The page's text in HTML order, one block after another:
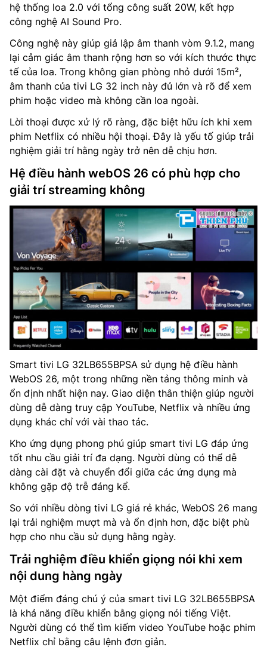
hệ thống loa 2.0 với tổng công suất 20W, kết hợp
công nghệ AI Sound Pro.
Công nghệ này giúp giả lập âm thanh vòm 9.1.2, mang
lại cảm giác âm thanh rộng hơn so với kích thước thực
tế của loa. Trong không gian phòng nhỏ dưới 15m²,
âm thanh của tivi LG 32 inch này đủ lớn và rõ để xem
phim hoặc video mà không cần loa ngoài.
Lời thoại được xử lý rõ ràng, đặc biệt hữu ích khi xem
phim Netflix có nhiều hội thoại. Đây là yếu tố giúp trải
nghiệm giải trí hằng ngày trở nên dễ chịu hơn.
Hệ điều hành webOS 26 có phù hợp cho
giải trí streaming không
Smart tivi LG 32LB655BPSA sử dụng hệ điều hành
WebOS 26, một trong những nền tảng thông minh và
ổn định nhất hiện nay. Giao diện thân thiện giúp người
dùng dễ dàng truy cập YouTube, Netflix và nhiều ứng
dụng khác chỉ với vài thao tác.
Kho ứng dụng phong phú giúp smart tivi LG đáp ứng
tốt nhu cầu giải trí đa dạng. Người dùng có thể dễ
dàng cài đặt và chuyển đổi giữa các ứng dụng mà
không gặp độ trễ đáng kể.
So với nhiều dòng tivi LG giá rẻ khác, WebOS 26 mang
lại trải nghiệm mượt mà và ổn định hơn, đặc biệt phù
hợp cho nhu cầu sử dụng hằng ngày.
Trải nghiệm điều khiển giọng nói khi xem
nội dung hàng ngày
Một điểm đáng chú ý của smart tivi LG 32LB655BPSA
là khả năng điều khiển bằng giọng nói tiếng Việt.
Người dùng có thể tìm kiếm video YouTube hoặc phim
Netflix chỉ bằng câu lệnh đơn giản.